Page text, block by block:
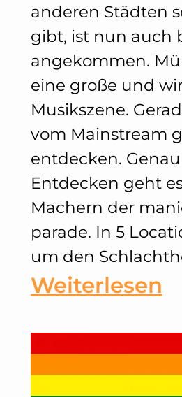
anderen Städten
gibt, ist nun auch
angekommen.
eine große und
Musikszene.
vom Mainstream
entdecken.
Entdecken geht
Machern der
parade. In 5
um den
Weiterlesen